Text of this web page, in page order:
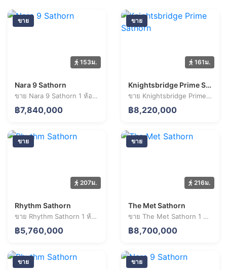
ขาย
153ม.
Nara 9 Sathorn
ขาย Nara 9 Sathorn 1 ห้องนอน 34.6 ตร.ม. ราคา 7.84 ล้านบาท
฿7,840,000
ขาย
161ม.
Knightsbridge Prime Sathorn
ขาย Knightsbridge Prime Sathorn 2 ห้องนอน 66.8 ตร.ม. ราคา 8.22 ล้านบาท
฿8,220,000
ขาย
207ม.
Rhythm Sathorn
ขาย Rhythm Sathorn 1 ห้องนอน 30.0 ตร.ม. ราคา 5.76 ล้านบาท
฿5,760,000
ขาย
216ม.
The Met Sathorn
ขาย The Met Sathorn 1 ห้องนอน 40.1 ตร.ม. ราคา 8.70 ล้านบาท
฿8,700,000
ขาย ขาย